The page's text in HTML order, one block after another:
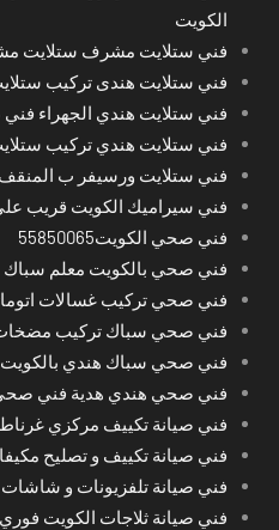
الكويت
فني ستلايت مشرف ستلايت
فني ستلايت هندى تركيب
فني ستلايت هندي الجهراء فني
فني ستلايت هندي تركيب
فني ستلايت ورسيفر ب
فني سيراميك الكويت قريب
فني صحي الكويت55850065
فني صحي بالكويت معلم
فني صحي تركيب غسالات
فني صحي سباك تركيب مضخات
فني صحي سباك هندي
فني صحي هندي هدية فني صحي
فني صيانة تكييف مركزي
فني صيانة تكييف و تصليح
فني صيانة تلفزيونات و
فني صيانة ثلاجات الكويت فوري